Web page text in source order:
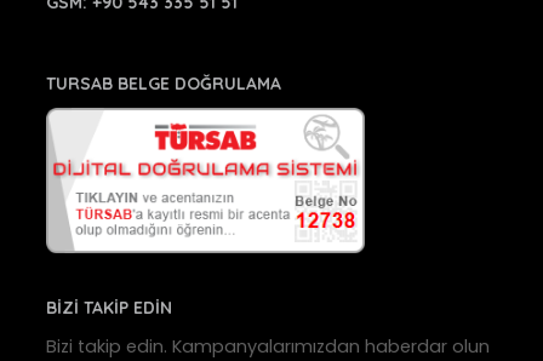
TURSAB BELGE DOĞRULAMA
BİZİ TAKİP EDİN
Bizi takip edin. Kampanyalarımızdan haberdar olun